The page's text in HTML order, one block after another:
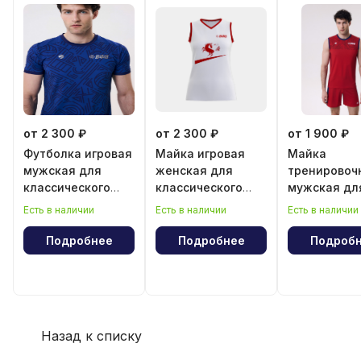
от 2 300 ₽
Футболка игровая
мужская для
классического
волейбола
Есть в наличии
Подробнее
от 2 300 ₽
Майка игровая
женская для
классического
волейбола "Год
Есть в наличии
Подробнее
от 1 900 ₽
Майка
мужская
Есть в наличии
Назад к списку